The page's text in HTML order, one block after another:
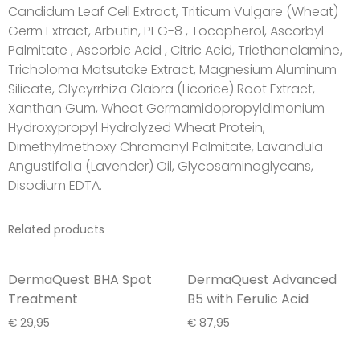
Candidum Leaf Cell Extract, Triticum Vulgare (Wheat)
Germ Extract, Arbutin, PEG-8 , Tocopherol, Ascorbyl
Palmitate , Ascorbic Acid , Citric Acid, Triethanolamine,
Tricholoma Matsutake Extract, Magnesium Aluminum
Silicate, Glycyrrhiza Glabra (Licorice) Root Extract,
Xanthan Gum, Wheat Germamidopropyldimonium
Hydroxypropyl Hydrolyzed Wheat Protein,
Dimethylmethoxy Chromanyl Palmitate, Lavandula
Angustifolia (Lavender) Oil, Glycosaminoglycans,
Disodium EDTA.
Related products
DermaQuest BHA Spot
Treatment
€ 29,95
DermaQuest Advanced
B5 with Ferulic Acid
€87,95